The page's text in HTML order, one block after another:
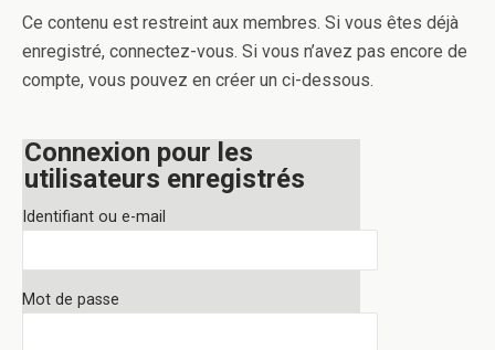
Ce contenu est restreint aux membres. Si vous êtes déjà
enregistré, connectez-vous. Si vous n’avez pas encore de
compte, vous pouvez en créer un ci-dessous.
Connexion pour les
utilisateurs enregistrés
Identifiant ou e-mail
Mot de passe